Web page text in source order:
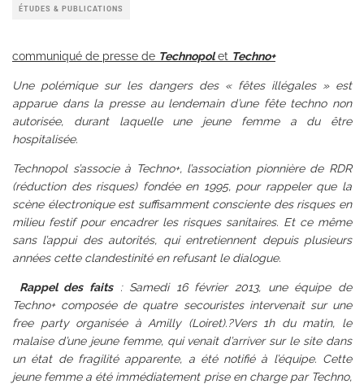
ÉTUDES & PUBLICATIONS
communiqué de presse de Technopol et Techno+
Une polémique sur les dangers des « fêtes illégales » est
apparue dans la presse au lendemain d’une fête techno non
autorisée, durant laquelle une jeune femme a du être
hospitalisée.
Technopol s’associe à Techno+, l’association pionnière de RDR
(réduction des risques) fondée en 1995, pour rappeler que la
scène électronique est suffisamment consciente des risques en
milieu festif pour encadrer les risques sanitaires. Et ce même
sans l’appui des autorités, qui entretiennent depuis plusieurs
années cette clandestinité en refusant le dialogue.
Rappel des faits: Samedi 16 février 2013, une équipe de
Techno+ composée de quatre secouristes intervenait sur une
free party organisée à Amilly (Loiret).?Vers 1h du matin, le
malaise d’une jeune femme, qui venait d’arriver sur le site dans
un état de fragilité apparente, a été notifié à l’équipe. Cette
jeune femme a été immédiatement prise en charge par Techno,